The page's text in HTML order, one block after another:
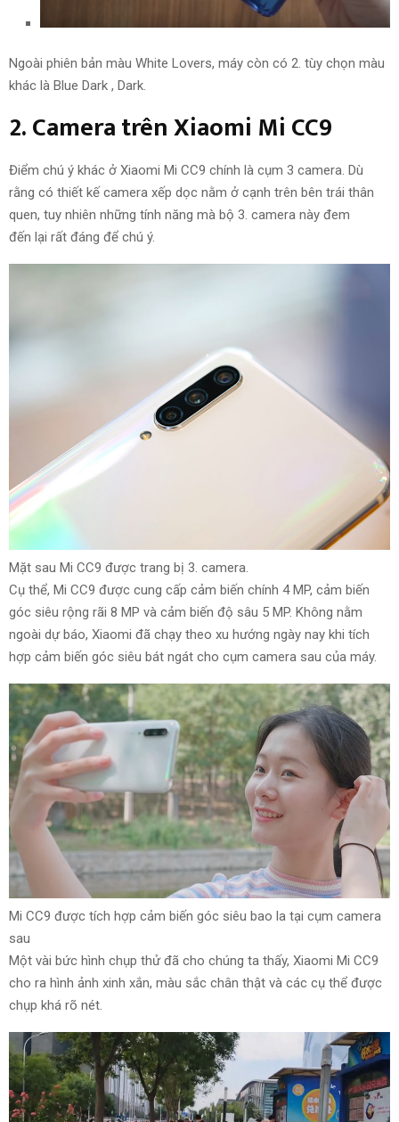
Ngoài phiên bản màu White Lovers, máy còn có 2. tùy chọn màu
khác là Blue Dark , Dark.
2.Camera trên Xiaomi Mi CC9
Điểm chú ý khác ở Xiaomi Mi CC9 chính là cụm 3 camera. Dù
rằng có thiết kế camera xếp dọc nằm ở cạnh trên bên trái thân
quen, tuy nhiên những tính năng mà bộ 3. camera này đem
đến lại rất đáng để chú ý.
Mặt sau Mi CC9 được trang bị 3. camera.
Cụ thể, Mi CC9 được cung cấp cảm biến chính 4MP, cảm biến
góc siêu rộng rãi 8 MP và cảm biến độ sâu 5 MP. Không nằm
ngoài dự báo, Xiaomi đã chạy theo xu hướng ngày nay khi tích
hợp cảm biến góc siêu bát ngát cho cụm camera sau của máy.
Mi CC9 được tích hợp cảm biến góc siêu bao la tại cụm camera
sau
Một vài bức hình chụp thử đã cho chúng ta thấy, Xiaomi Mi CC9
cho ra hình ảnh xinh xắn, màu sắc chân thật và các cụ thể được
chụp khá rõ nét.